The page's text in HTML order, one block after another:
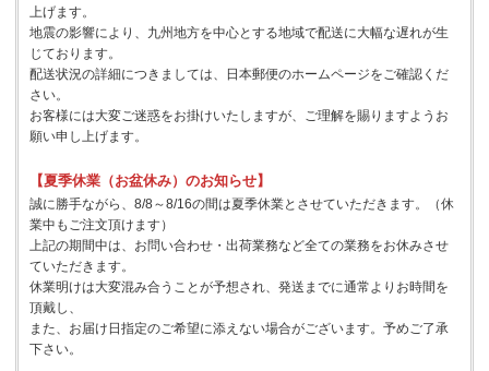
上げます。
地震の影響により、九州地方を中心とする地域で配送に大幅な遅れが生
じております。
配送状況の詳細につきましては、日本郵便のホームページをご確認くだ
さい。
お客様には大変ご迷惑をお掛けいたしますが、ご理解を賜りますようお
願い申し上げます。
【夏季休業（お盆休み）のお知らせ】
誠に勝手ながら、8/8～8/16の間は夏季休業とさせていただきます。（休
業中もご注文頂けます）
上記の期間中は、お問い合わせ・出荷業務など全ての業務をお休みさせ
ていただきます。
休業明けは大変混み合うことが予想され、発送までに通常よりお時間を
頂戴し、
また、お届け日指定のご希望に添えない場合がございます。予めご了承
下さい。